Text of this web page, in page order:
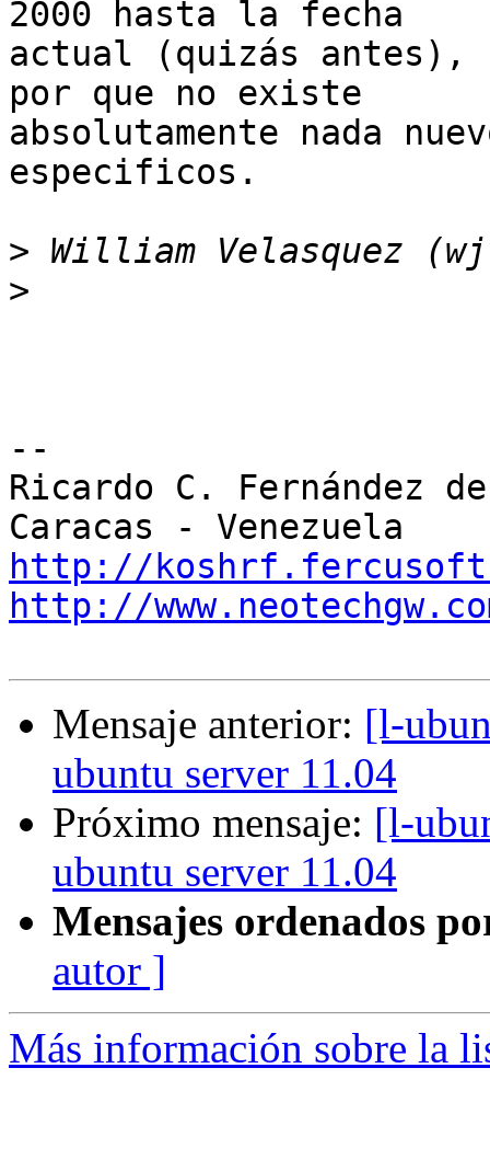
2000 hasta la fecha
actual (quizás antes),
por que no existe
absolutamente nada
especificos.
>
>
--
Ricardo C. Fernández
http://
http://
Mensaje anterior: [l-
ubuntu server 11.04
Próximo mensaje: [l-
ubuntu server 11.04
Mensajes ordenados
autor ]
Más información sobre la